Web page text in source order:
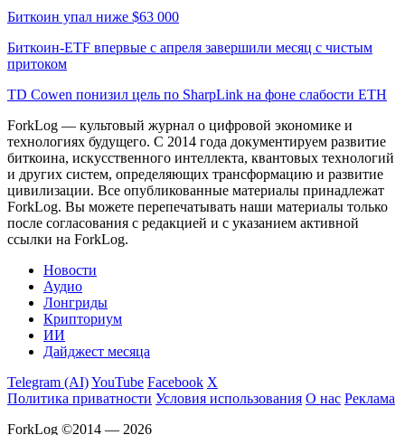
Биткоин упал ниже $63 000
Биткоин-ETF впервые с апреля завершили месяц с чистым
притоком
TD Cowen понизил цель по SharpLink на фоне слабости ETH
ForkLog — культовый журнал о цифровой экономике и
технологиях будущего. С 2014 года документируем развитие
биткоина, искусственного интеллекта, квантовых технологий
и других систем, определяющих трансформацию и развитие
цивилизации. Все опубликованные материалы принадлежат
ForkLog. Вы можете перепечатывать наши материалы только
после согласования с редакцией и с указанием активной
ссылки на ForkLog.
Новости
Аудио
Лонгриды
Крипториум
ИИ
Дайджест месяца
Telegram (AI)YouTube Facebook X
Политика приватности Условия использования О нас Реклама
ForkLog ©2014 — 2026